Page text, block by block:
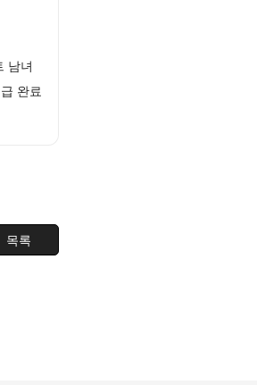
남녀
완료
목록